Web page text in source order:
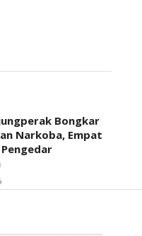
Bongkar
Narkoba, Empat